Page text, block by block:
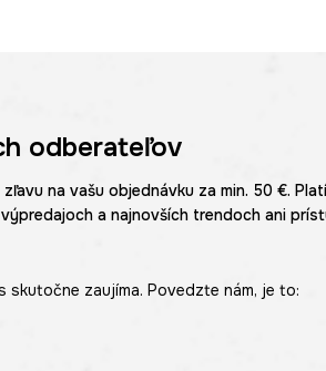
odberateľov
na vašu objednávku za min. 50 €.
a najnovších trendoch ani
skutočne zaujíma. Povedzte nám, je to: